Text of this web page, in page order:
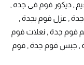
, ديكور فوم في جده ,
جدة , عزل فوم بجدة ,
فوم جدة , نعلات فوم
, جبس فوم جدة , فوم